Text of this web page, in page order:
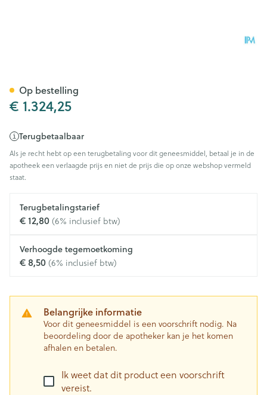
€ 1.324,25
Terugbetaalbaar
Als je recht hebt op een terugbetaling voor dit geneesmiddel, betaal je in de
apotheek een verlaagde prijs en niet de prijs die op onze webshop vermeld
staat.
Terugbetalingstarief
€ 12,80 (6% inclusief btw)
Verhoogde tegemoetkoming
€ 8,50 (6% inclusief btw)
Belangrijke informatie
Voor dit geneesmiddel is een voorschrift nodig. Na
beoordeling door de apotheker kan je het komen
afhalen en betalen.
Ik weet dat dit product een voorschrift
vereist.
Op bestelling